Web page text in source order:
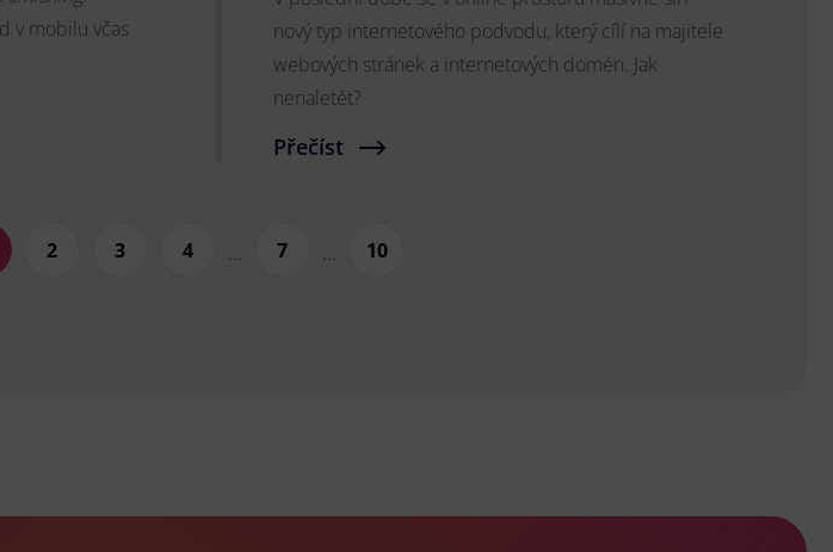
v mobilu včas
nový typ internetového podvodu, který cílí na majitele
webových stránek a internetových domén. Jak
nenaletět?
Přečíst
2 3 4 ... 7 ... 10